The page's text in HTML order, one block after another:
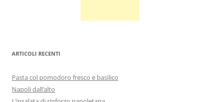
ARTICOLI RECENTI
Pasta col pomodoro fresco e basilico
Napoli dall’alto